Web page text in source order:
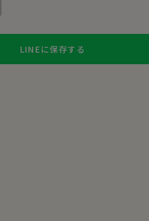
LINEに保存する